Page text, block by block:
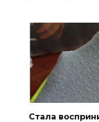
Стала